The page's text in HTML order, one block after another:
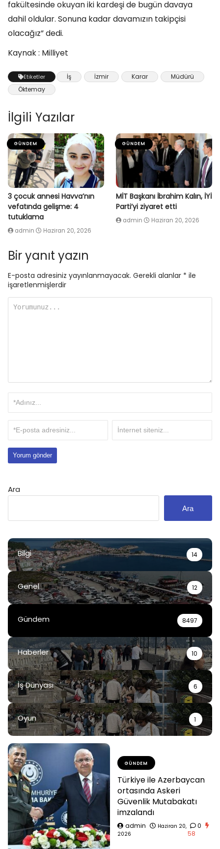
fakültesinde okuyan iki kardeşi de bugün davaya
dahil oldular. Sonuna kadar davamızın takipçisi
olacağız” dedi.
Kaynak : Milliyet
Etiketler İş İzmir Karar
Müdürü
Öktemay
İlgili Yazılar
GÜNDEM
3 çocuk annesi Havva’nın
vefatında gelişme: 4
tutuklama
admin Haziran 20, 2026
GÜNDEM
MİT Başkanı İbrahim Kalın, İYİ
Parti’yi ziyaret etti
admin Haziran 20, 2026
Bir yanıt yazın
E-posta adresiniz yayınlanmayacak. Gerekli alanlar * ile
işaretlenmişlerdir
Ara
Ara
Bilgi 14
Genel 12
Gündem 8497
Haberler 10
İş Dünyası 6
Oyun 1
GÜNDEM
Türkiye ile Azerbaycan
ortasında Askeri
Güvenlik Mutabakatı
imzalandı
admin
Haziran 20,
2026
0
58